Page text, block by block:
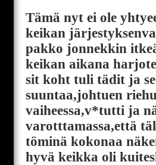
Tämä nyt ei ole
keikan
pakko jonnekkin
keikan aikana
sit koht tuli tädit ja
suuntaa,johtuen
vaiheessa,v*tutti ja
varotttamassa,että
töminä kokonaa
hyvä keikka oli